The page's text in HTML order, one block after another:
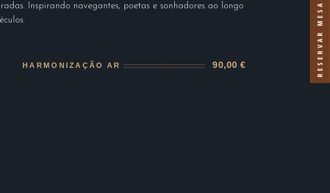
RESERVAR MESA
Inspirando navegantes, poetas e sonhadores ao longo
HARMONIZAÇÃO AR 90,00 €